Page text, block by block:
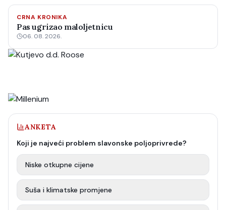
CRNA KRONIKA
Pas ugrizao maloljetnicu
06. 08. 2026.
ANKETA
Koji je najveći problem slavonske poljoprivrede?
Niske otkupne cijene
Suša i klimatske promjene